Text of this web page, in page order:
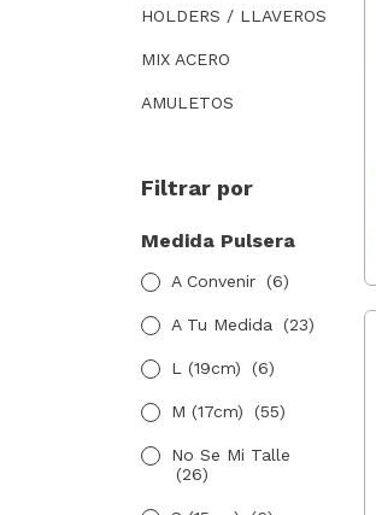
HOLDERS / LLAVEROS
MIX ACERO
AMULETOS
Filtrar por
Medida Pulsera
A Convenir (6)
A Tu Medida (23)
L (19cm) (6)
M (17cm) (55)
No Se Mi Talle
(26)